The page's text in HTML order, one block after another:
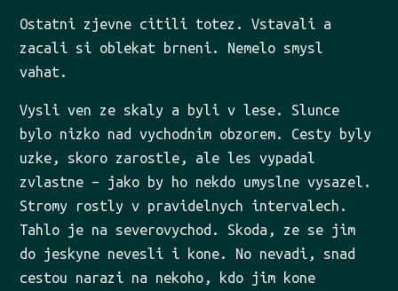
Ostatni zjevne citili totez. Vstavali a
zacali si oblekat brneni. Nemelo smysl
vahat.
Vysli ven ze skaly a byli v lese. Slunce
bylo nizko nad vychodnim obzorem. Cesty byly
uzke, skoro zarostle, ale les vypadal
zvlastne – jako by ho nekdo umyslne vysazel.
Stromy rostly v pravidelnych intervalech.
Tahlo je na severovychod. Skoda, ze se jim
do jeskyne nevesli i kone. No nevadi, snad
cestou narazi na nekoho, kdo jim kone